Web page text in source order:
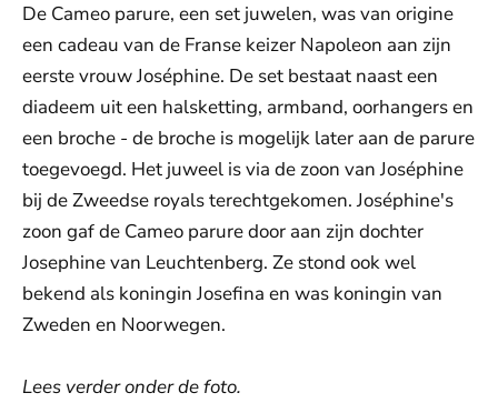
De Cameo parure, een set juwelen, was van origine
een cadeau van de Franse keizer Napoleon aan zijn
eerste vrouw Joséphine. De set bestaat naast een
diadeem uit een halsketting, armband, oorhangers en
een broche - de broche is mogelijk later aan de parure
toegevoegd. Het juweel is via de zoon van Joséphine
bij de Zweedse royals terechtgekomen. Joséphine's
zoon gaf de Cameo parure door aan zijn dochter
Josephine van Leuchtenberg. Ze stond ook wel
bekend als koningin Josefina en was koningin van
Zweden en Noorwegen.
Lees verder onder de foto.